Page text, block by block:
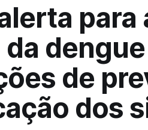
para
de
dos